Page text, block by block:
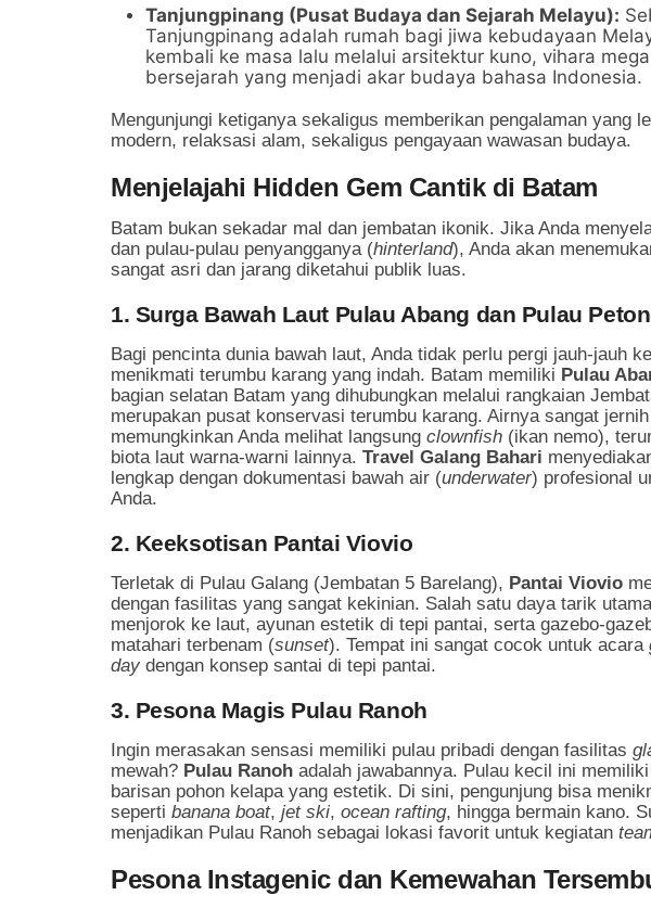
Tanjungpinang (Pusat Budaya dan Sejarah Melayu):
Tanjungpinang adalah rumah bagi jiwa kebudayaan
kembali ke masa lalu melalui arsitektur kuno, vihara
bersejarah yang menjadi akar budaya bahasa Indonesia.
Mengunjungi ketiganya sekaligus memberikan pengalaman yang
modern, relaksasi alam, sekaligus pengayaan wawasan budaya.
Menjelajahi Hidden Gem Cantik di Batam
Batam bukan sekadar mal dan jembatan ikonik. Jika Anda
dan pulau-pulau penyangganya (hinterland), Anda akan
sangat asri dan jarang diketahui publik luas.
1. Surga Bawah Laut Pulau Abang dan Pulau
Bagi pencinta dunia bawah laut, Anda tidak perlu pergi jauh-jauh
menikmati terumbu karang yang indah. Batam memiliki Pulau
bagian selatan Batam yang dihubungkan melalui rangkaian
merupakan pusat konservasi terumbu karang. Airnya sangat
memungkinkan Anda melihat langsung clownfish (ikan nemo),
biota laut warna-warni lainnya. Travel Galang Bahari
lengkap dengan dokumentasi bawah air (underwater) profesional
Anda.
2. Keeksotisan Pantai Viovio
Terletak di Pulau Galang (Jembatan 5 Barelang), Pantai Viovio
dengan fasilitas yang sangat kekinian. Salah satu daya tarik
menjorok ke laut, ayunan estetik di tepi pantai, serta gazebo-
matahari terbenam (sunset). Tempat ini sangat cocok untuk acara
day dengan konsep santai di tepi pantai.
3. Pesona Magis Pulau Ranoh
Ingin merasakan sensasi memiliki pulau pribadi dengan fasilitas
mewah? Pulau Ranoh adalah jawabannya. Pulau kecil ini
barisan pohon kelapa yang estetik. Di sini, pengunjung bisa
seperti banana boat, jet ski, ocean rafting, hingga bermain kano.
menjadikan Pulau Ranoh sebagai lokasi favorit untuk kegiatan
Pesona Instagenic dan Kemewahan